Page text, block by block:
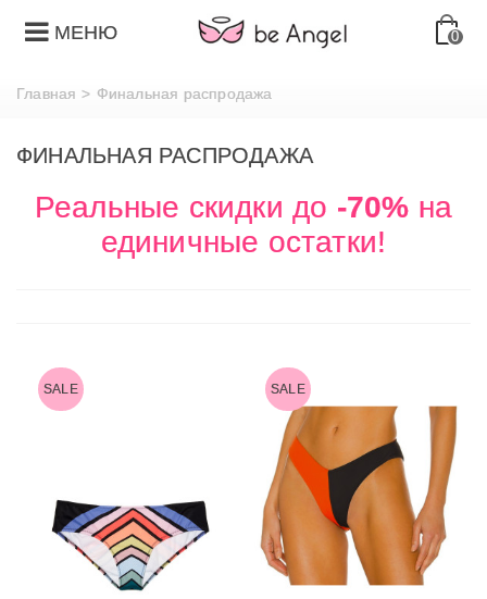
МЕНЮ 0
Главная > Финальная распродажа
ФИНАЛЬНАЯ РАСПРОДАЖА
Реальные скидки до -70% на
единичные остатки!
SALE SALE